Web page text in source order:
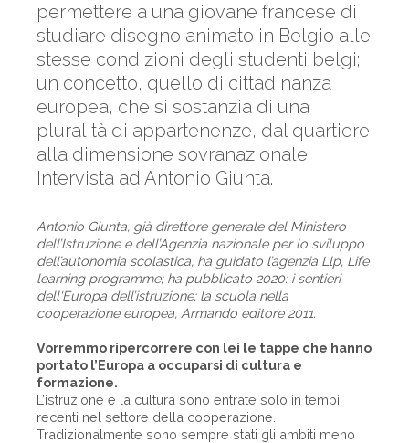
permettere a una giovane francese di
studiare disegno animato in Belgio alle
stesse condizioni degli studenti belgi;
un concetto, quello di cittadinanza
europea, che si sostanzia di una
pluralità di appartenenze, dal quartiere
alla dimensione sovranazionale.
Intervista ad Antonio Giunta.
Antonio Giunta, già direttore generale del Ministero
dell’Istruzione e dell’Agenzia nazionale per lo sviluppo
dell’autonomia scolastica, ha guidato l’agenzia Llp, Life
learning programme; ha pubblicato 2020: i sentieri
dell'Europa dell’istruzione; la scuola nella
cooperazione europea, Armando editore 2011.
Vorremmo ripercorrere con lei le tappe che hanno
portato l’Europa a occuparsi di cultura e
formazione.
L’istruzione e la cultura sono entrate solo in tempi
recenti nel settore della cooperazione.
Tradizionalmente sono sempre stati gli ambiti meno